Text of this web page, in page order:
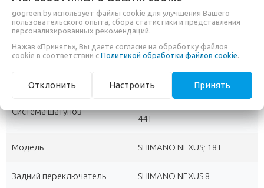
Тип трансмиссии с планетарной передачей
Количество скоростей ? 8 (1x8)
THUN COUNTRY;
КАРТРИДЖ
Система шатунов
44T
Модель SHIMANO NEXUS; 18T
Задний переключатель SHIMANO NEXUS 8
gogreen.by использует файлы cookie для улучшения Вашего
пользовательского опыта, сбора статистики и представления
персонализированных рекомендаций.
Нажав «Принять», Вы даете согласие на обработку файлов
cookie в соответствии с Политикой обработки файлов cookie.
Отклонить Настроить Принять